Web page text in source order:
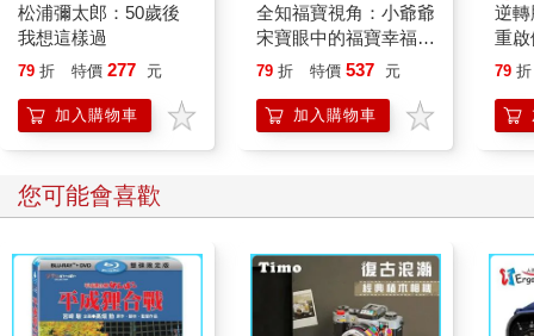
松浦彌太郎：50歲後
我想這樣過
79 折 特價 277 元
加入購物車
全知福寶視角：小爺爺
宋寶眼中的福寶幸福肥
日常（首刷限量贈：拍
79 折 特價 537 元
加入購物車
逆轉
重
糖
復
79 折
您可能會喜歡